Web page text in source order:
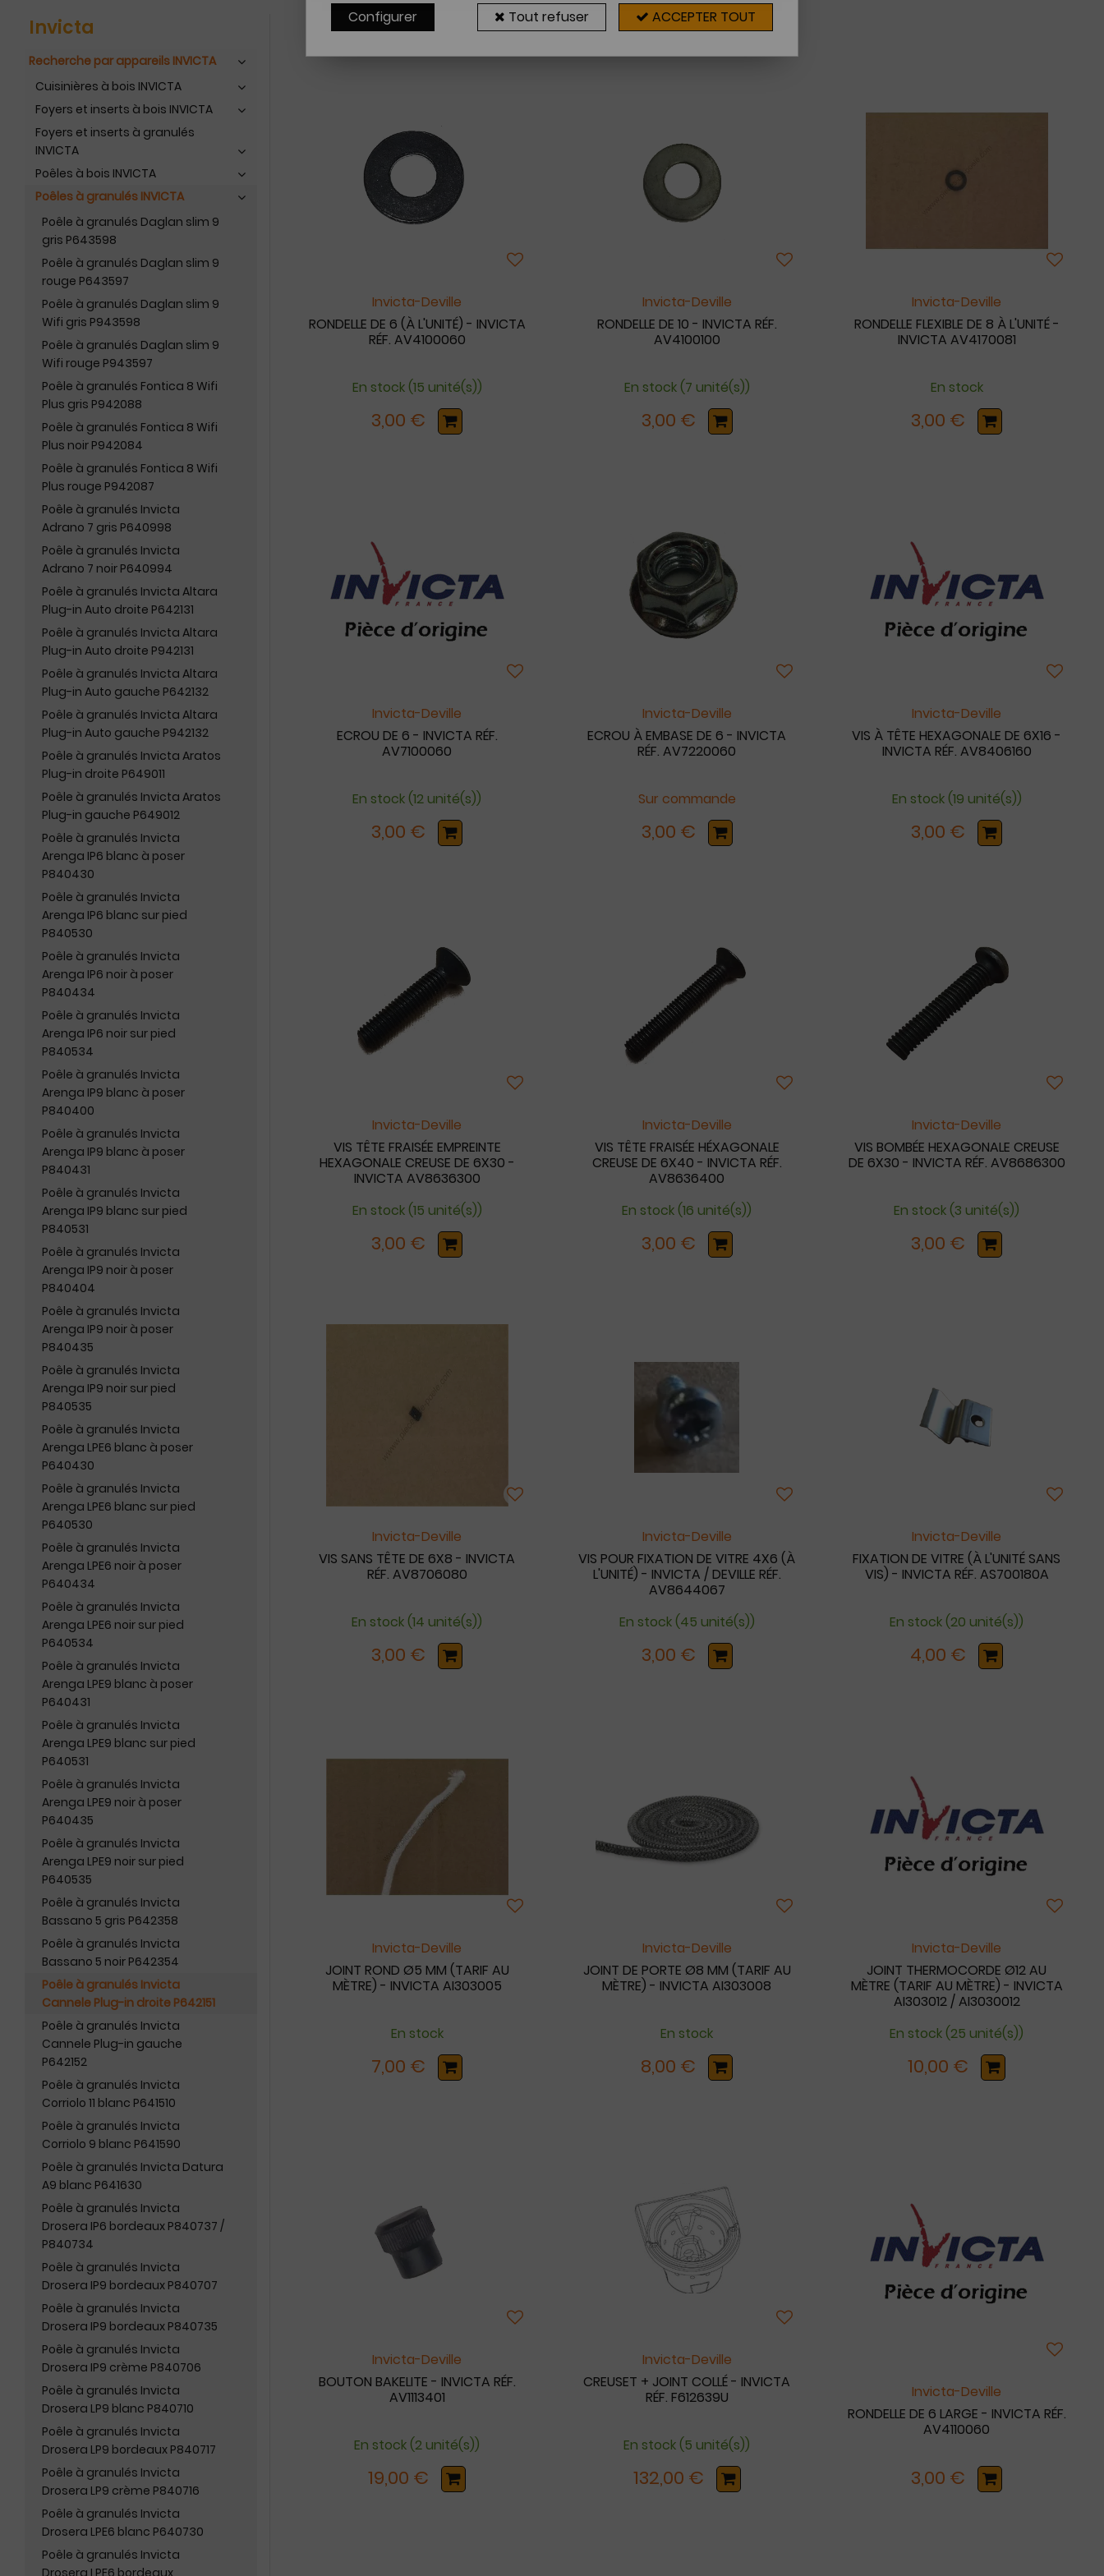
Invicta
Recherche par appareils INVICTA
Cuisinières à bois INVICTA
Foyers et inserts à bois INVICTA
Foyers et inserts à granulés
INVICTA
Poêles à bois INVICTA
Poêles à granulés INVICTA
Poêle à granulés Daglan slim 9
gris P643598
Poêle à granulés Daglan slim 9
rouge P643597
Poêle à granulés Daglan slim 9
Wifi gris P943598
Poêle à granulés Daglan slim 9
Wifi rouge P943597
Poêle à granulés Fontica 8 Wifi
Plus gris P942088
Poêle à granulés Fontica 8 Wifi
Plus noir P942084
Poêle à granulés Fontica 8 Wifi
Plus rouge P942087
Poêle à granulés Invicta
Adrano 7 gris P640998
Poêle à granulés Invicta
Adrano 7 noir P640994
Poêle à granulés Invicta Altara
Plug-in Auto droite P642131
Poêle à granulés Invicta Altara
Plug-in Auto droite P942131
Poêle à granulés Invicta Altara
Plug-in Auto gauche P642132
Poêle à granulés Invicta Altara
Plug-in Auto gauche P942132
Poêle à granulés Invicta Aratos
Plug-in droite P649011
Poêle à granulés Invicta Aratos
Plug-in gauche P649012
Poêle à granulés Invicta
Arenga IP6 blanc à poser
P840430
Poêle à granulés Invicta
Arenga IP6 blanc sur pied
P840530
Poêle à granulés Invicta
Arenga IP6 noir à poser
P840434
Poêle à granulés Invicta
Arenga IP6 noir sur pied
P840534
Poêle à granulés Invicta
Arenga IP9 blanc à poser
P840400
Poêle à granulés Invicta
Arenga IP9 blanc à poser
P840431
Poêle à granulés Invicta
Arenga IP9 blanc sur pied
P840531
Poêle à granulés Invicta
Arenga IP9 noir à poser
P840404
Poêle à granulés Invicta
Arenga IP9 noir à poser
P840435
Poêle à granulés Invicta
Arenga IP9 noir sur pied
P840535
Poêle à granulés Invicta
Arenga LPE6 blanc à poser
P640430
Poêle à granulés Invicta
Arenga LPE6 blanc sur pied
P640530
Poêle à granulés Invicta
Arenga LPE6 noir à poser
P640434
Poêle à granulés Invicta
Arenga LPE6 noir sur pied
P640534
Poêle à granulés Invicta
Arenga LPE9 blanc à poser
P640431
Poêle à granulés Invicta
Arenga LPE9 blanc sur pied
P640531
Poêle à granulés Invicta
Arenga LPE9 noir à poser
P640435
Poêle à granulés Invicta
Arenga LPE9 noir sur pied
P640535
Poêle à granulés Invicta
Bassano 5 gris P642358
Poêle à granulés Invicta
Bassano 5 noir P642354
Poêle à granulés Invicta
Cannele Plug-in droite P642151
Poêle à granulés Invicta
Cannele Plug-in gauche
P642152
Poêle à granulés Invicta
Corriolo 11 blanc P641510
Poêle à granulés Invicta
Corriolo 9 blanc P641590
Poêle à granulés Invicta Datura
A9 blanc P641630
Poêle à granulés Invicta
Drosera IP6 bordeaux P840737 /
P840734
Poêle à granulés Invicta
Drosera IP9 bordeaux P840707
Poêle à granulés Invicta
Drosera IP9 bordeaux P840735
Poêle à granulés Invicta
Drosera IP9 crème P840706
Poêle à granulés Invicta
Drosera LP9 blanc P840710
Poêle à granulés Invicta
Drosera LP9 bordeaux P840717
Poêle à granulés Invicta
Drosera LP9 crème P840716
Poêle à granulés Invicta
Drosera LPE6 blanc P640730
Poêle à granulés Invicta
Drosera LPE6 bordeaux
30 articles sur34
Invicta-Deville
RONDELLE DE 6 (À L'UNITÉ) - INVICTA
RÉF. AV4100060
En stock (15 unité(s))
3,00 €
Invicta-Deville
RONDELLE DE 10 - INVICTA RÉF.
AV4100100
En stock (7 unité(s))
3,00 €
Invicta-Deville
RONDELLE FLEXIBLE DE 8 À L'UNITÉ -
INVICTA AV4170081
En stock
3,00 €
Invicta-Deville
ECROU DE 6 - INVICTA RÉF.
AV7100060
En stock (12 unité(s))
3,00 €
Invicta-Deville
ECROU À EMBASE DE 6 - INVICTA
RÉF. AV7220060
Sur commande
3,00 €
Invicta-Deville
VIS À TÊTE HEXAGONALE DE 6X16 -
INVICTA RÉF. AV8406160
En stock (19 unité(s))
3,00 €
Invicta-Deville
VIS TÊTE FRAISÉE EMPREINTE
HEXAGONALE CREUSE DE 6X30 -
INVICTA AV8636300
En stock (15 unité(s))
3,00 €
Invicta-Deville
VIS TÊTE FRAISÉE HÉXAGONALE
CREUSE DE 6X40 - INVICTA RÉF.
AV8636400
En stock (16 unité(s))
3,00 €
Invicta-Deville
VIS BOMBÉE HEXAGONALE CREUSE
DE 6X30 - INVICTA RÉF. AV8686300
En stock (3 unité(s))
3,00 €
Invicta-Deville
VIS SANS TÊTE DE 6X8 - INVICTA
RÉF. AV8706080
En stock (14 unité(s))
3,00 €
Invicta-Deville
VIS POUR FIXATION DE VITRE 4X6 (À
L'UNITÉ) - INVICTA / DEVILLE RÉF.
AV8644067
En stock (45 unité(s))
3,00 €
Invicta-Deville
FIXATION DE VITRE (À L'UNITÉ SANS
VIS) - INVICTA RÉF. AS700180A
En stock (20 unité(s))
4,00 €
Invicta-Deville
JOINT ROND Ø5 MM (TARIF AU
MÈTRE) - INVICTA AI303005
En stock
7,00 €
Invicta-Deville
JOINT DE PORTE Ø8 MM (TARIF AU
MÈTRE) - INVICTA AI303008
En stock
8,00 €
Invicta-Deville
JOINT THERMOCORDE Ø12 AU
MÈTRE (TARIF AU MÈTRE) - INVICTA
AI303012 / AI3030012
En stock (25 unité(s))
10,00 €
Invicta-Deville
BOUTON BAKELITE - INVICTA RÉF.
AV1113401
En stock (2 unité(s))
19,00 €
Invicta-Deville
CREUSET + JOINT COLLÉ - INVICTA
RÉF. F612639U
En stock (5 unité(s))
132,00 €
Invicta-Deville
RONDELLE DE 6 LARGE - INVICTA RÉF.
AV4110060
3,00 €
Configurer Tout refuser ACCEPTER TOUT